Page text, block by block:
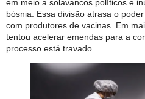
em meio a solavancos políticos e
bósnia. Essa divisão atrasa o
com produtores de vacinas. Em
tentou acelerar emendas para a
processo está travado.